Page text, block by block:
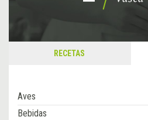
RECETAS
Aves
Bebidas